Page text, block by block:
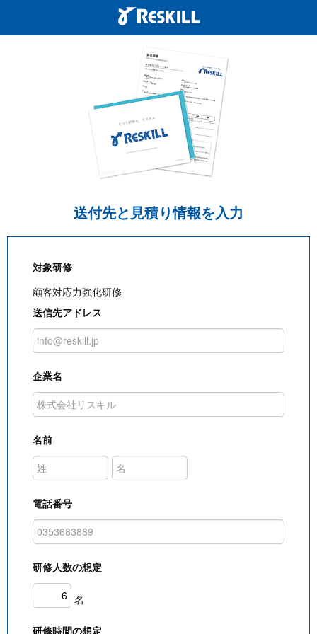
送付先と見積り情報を入力
対象研修
顧客対応力強化研修
送信先アドレス
企業名
名前
電話番号
研修人数の想定
名
研修時間の想定